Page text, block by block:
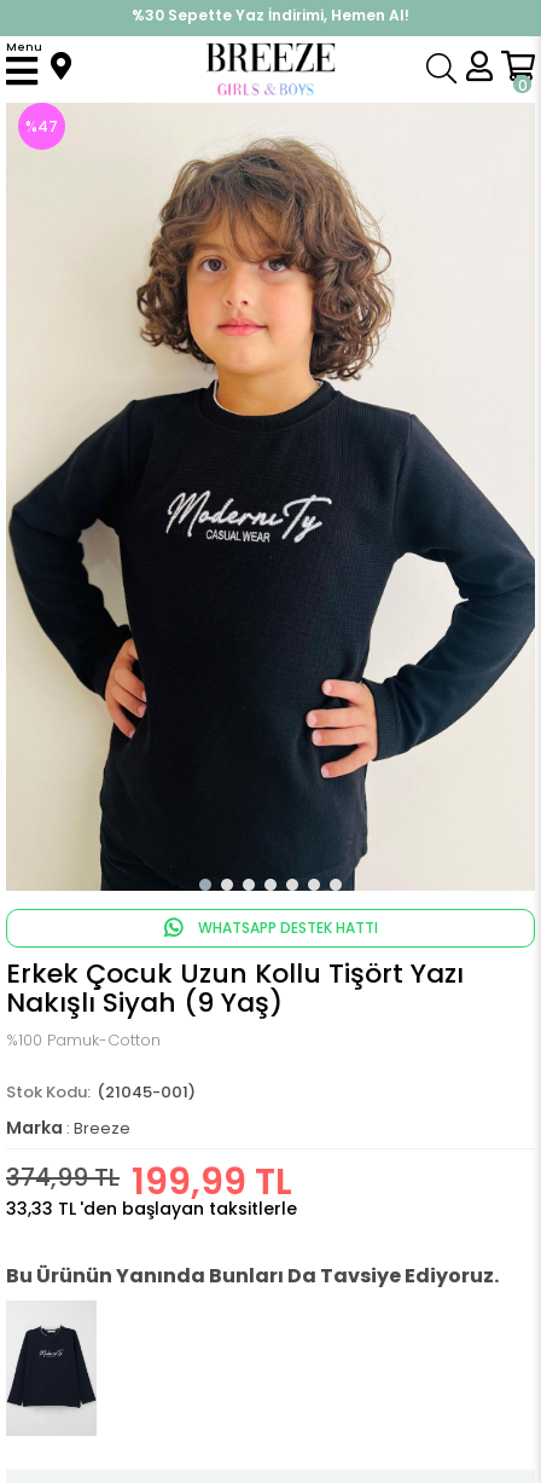
%30 Sepette Yaz İndirimi, Hemen Al!
İndirimlere ek %10 İndirimi Kap, Hemen Üye Ol!
0
Menu
Anasayfa Üst Giyim Uzun Kollu Tişört Erkek Çocuk Uzun Kollu Tişört Yazı Nakışlı Siyah (9 Yaş)
%47
WHATSAPP DESTEK HATTI
Erkek Çocuk Uzun Kollu Tişört Yazı
Nakışlı Siyah (9 Yaş)
%100 Pamuk-Cotton
(21045-001)
Marka : Breeze
374,99 TL 199,99 TL
33,33 TL 'den başlayan taksitlerle
Bu Ürünün Yanında Bunları Da Tavsiye Ediyoruz.